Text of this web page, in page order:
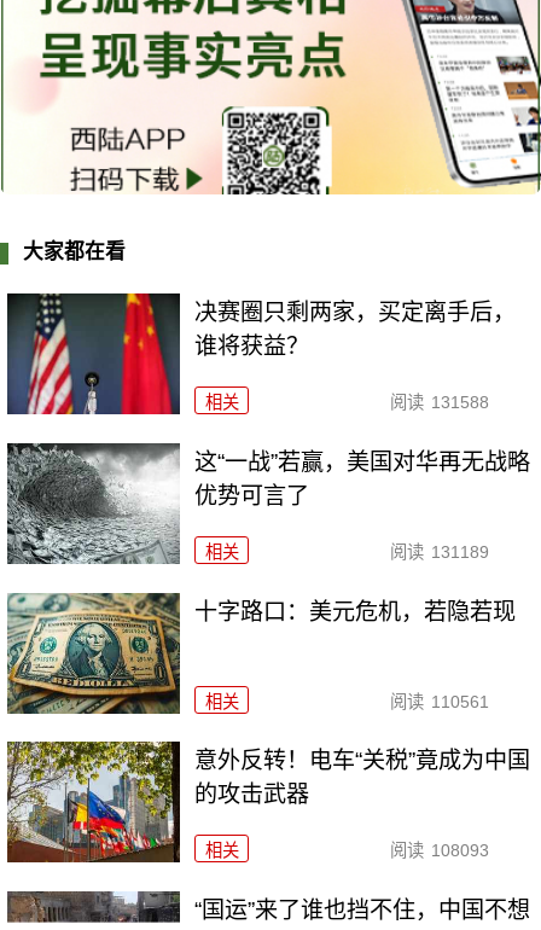
大家都在看
决赛圈只剩两家，买定离手后，
谁将获益？
相关 阅读 131588
这“一战”若赢，美国对华再无战略
优势可言了
相关 阅读 131189
十字路口：美元危机，若隐若现
相关 阅读 110561
意外反转！电车“关税”竟成为中国
的攻击武器
相关 阅读 108093
“国运”来了谁也挡不住，中国不想